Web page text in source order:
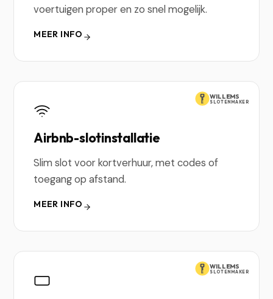
voertuigen proper en zo snel mogelijk.
MEER INFO
WILLEMS
SLOTENMAKER
Airbnb-slotinstallatie
Slim slot voor kortverhuur, met codes of
toegang op afstand.
MEER INFO
WILLEMS
SLOTENMAKER